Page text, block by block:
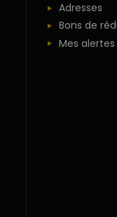
Adresses
Bons de
Mes alertes